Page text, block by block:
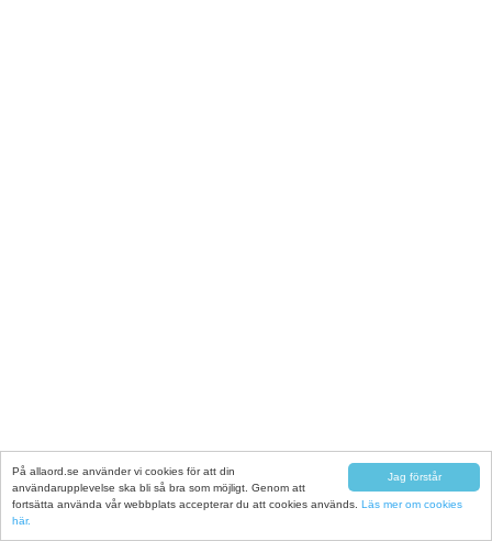
Jag förstår
På allaord.se använder vi cookies för att din
användarupplevelse ska bli så bra som möjligt. Genom att
fortsätta använda vår webbplats accepterar du att cookies används. Läs mer om cookies
här.